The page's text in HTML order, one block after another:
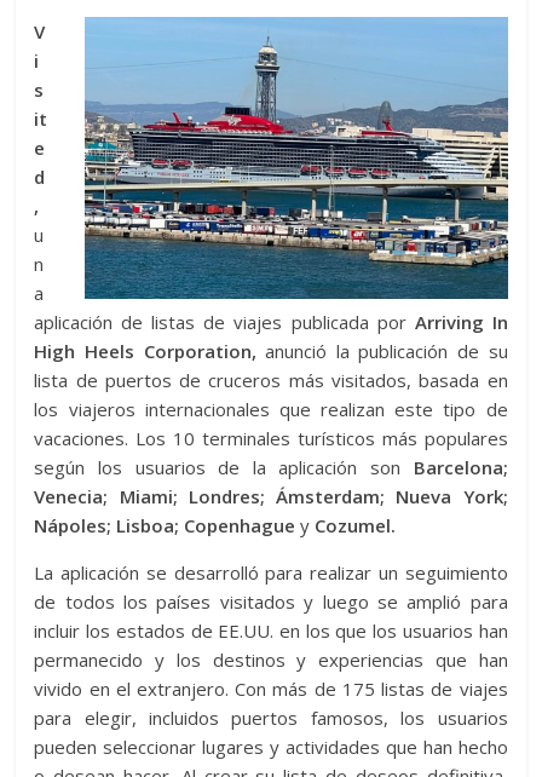
V
i
s
it
e
d
,
u
n
a
aplicación de listas de viajes publicada porArriving In
High Heels Corporation, anunció la publicación de su
lista de puertos de cruceros más visitados, basada en
los viajeros internacionales que realizan este tipo de
vacaciones. Los 10 terminales turísticos más populares
según los usuarios de la aplicación son Barcelona;
Venecia; Miami; Londres; Ámsterdam; Nueva York;
Nápoles; Lisboa; Copenhague y Cozumel.
La aplicación se desarrolló para realizar un seguimiento
de todos los países visitados y luego se amplió para
incluir los estados de EE.UU. en los que los usuarios han
permanecido y los destinos y experiencias que han
vivido en el extranjero. Con más de 175 listas de viajes
para elegir, incluidos puertos famosos, los usuarios
pueden seleccionar lugares y actividades que han hecho